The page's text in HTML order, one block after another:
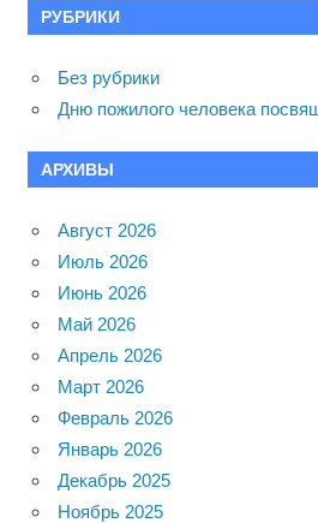
РУБРИКИ
Без рубрики
Дню пожилого человека
АРХИВЫ
Август 2026
Июль 2026
Июнь 2026
Май 2026
Апрель 2026
Март 2026
Февраль 2026
Январь 2026
Декабрь 2025
Ноябрь 2025